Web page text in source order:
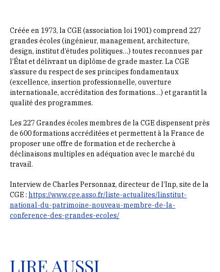
Créée en 1973, la CGE (association loi 1901) comprend 227
grandes écoles (ingénieur, management, architecture,
design, institut d’études politiques…) toutes reconnues par
l’État et délivrant un diplôme de grade master. La CGE
s’assure du respect de ses principes fondamentaux
(excellence, insertion professionnelle, ouverture
internationale, accréditation des formations…) et garantit la
qualité des programmes.
Les 227 Grandes écoles membres de la CGE dispensent près
de 600 formations accréditées et permettent à la France de
proposer une offre de formation et de recherche à
déclinaisons multiples en adéquation avec le marché du
travail.
Interview de Charles Personnaz, directeur de l’Inp, site de la
CGE : https://www.cge.asso.fr/liste-actualites/linstitut-
national-du-patrimoine-nouveau-membre-de-la-
conference-des-grandes-ecoles/
LIRE AUSSI